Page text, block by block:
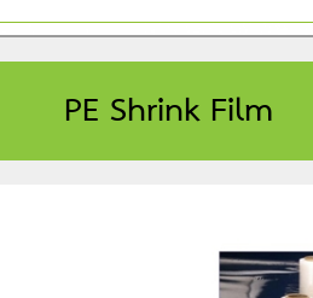
PE Shrink Film